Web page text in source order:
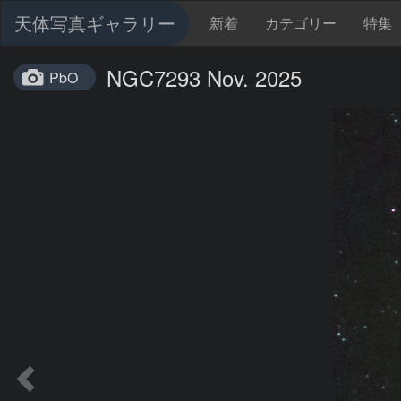
天体写真ギャラリー 新着 カテゴリー 特集
PbO NGC7293 Nov. 2025